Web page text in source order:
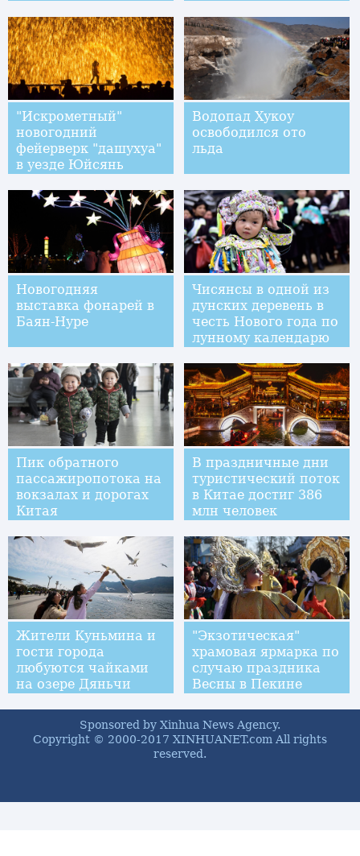
"Искрометный"
новогодний
фейерверк "дашухуа"
в уезде Юйсянь
Водопад Хукоу
освободился ото
льда
Новогодняя
выставка фонарей в
Баян-Нуре
Чисянсы в одной из
дунских деревень в
честь Нового года по
лунному календарю
Пик обратного
пассажиропотока на
вокзалах и дорогах
Китая
В праздничные дни
туристический поток
в Китае достиг 386
млн человек
Жители Куньмина и
гости города
любуются чайками
на озере Дяньчи
"Экзотическая"
храмовая ярмарка по
случаю праздника
Весны в Пекине
Sponsored by Xinhua News Agency.
Copyright © 2000-2017 XINHUANET.com All rights
reserved.